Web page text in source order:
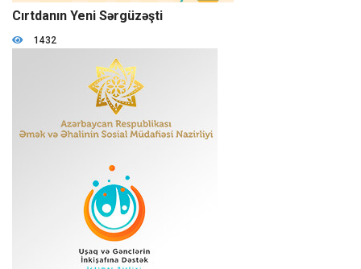
09:09
Cırtdanın Yeni Sərgüzəşti
1432